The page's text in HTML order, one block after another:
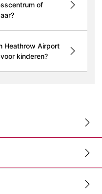
of
Heathrow Airport
kinderen?